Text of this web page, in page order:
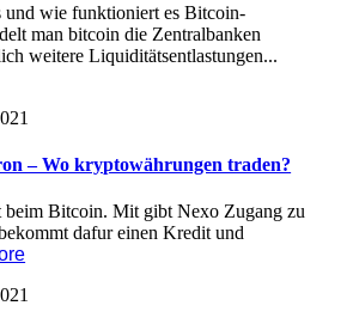
und wie funktioniert es Bitcoin-
man bitcoin die Zentralbanken
weitere Liquiditätsentlastungen...
– Wo kryptowährungen traden?
beim Bitcoin. Mit gibt Nexo Zugang zu
dafur einen Kredit und